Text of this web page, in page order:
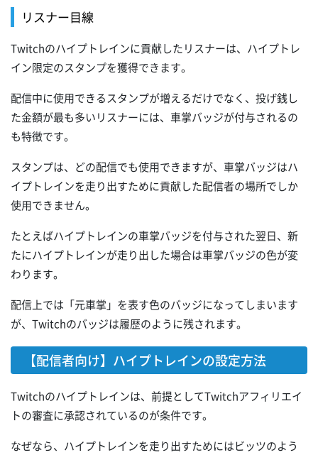
リスナー目線
Twitchのハイプトレインに貢献したリスナーは、ハイプトレ
イン限定のスタンプを獲得できます。
配信中に使用できるスタンプが増えるだけでなく、投げ銭し
た金額が最も多いリスナーには、車掌バッジが付与されるの
も特徴です。
スタンプは、どの配信でも使用できますが、車掌バッジはハ
イプトレインを走り出すために貢献した配信者の場所でしか
使用できません。
たとえばハイプトレインの車掌バッジを付与された翌日、新
たにハイプトレインが走り出した場合は車掌バッジの色が変
わります。
配信上では「元車掌」を表す色のバッジになってしまいます
が、Twitchのバッジは履歴のように残されます。
【配信者向け】ハイプトレインの設定方法
Twitchのハイプトレインは、前提としてTwitchアフィリエイ
トの審査に承認されているのが条件です。
なぜなら、ハイプトレインを走り出すためにはビッツのよう